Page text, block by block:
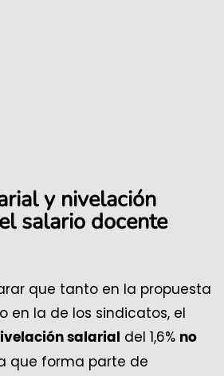
y nivelación
salario docente
que tanto en la propuesta
en la de los sindicatos, el
salarial del 1,6% no
que forma parte de